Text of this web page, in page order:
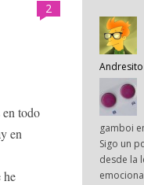
2
todo
en
he
Andresito
gamboi
Sigo un
desde la